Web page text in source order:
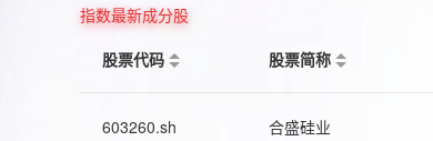
指数最新成分股
股票代码
股票简称
603260.sh 合盛硅业